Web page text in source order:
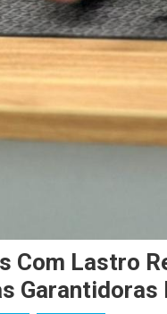
Com Lastro
Garantidoras